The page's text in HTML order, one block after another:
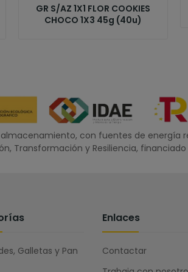
GR S/AZ 1X1 FLOR COOKIES
CHOCO 1X3 45g (40u)
con fuentes de
Transformación y Resiliencia, financiado
Galletas y Pan
Enlaces
Contactar